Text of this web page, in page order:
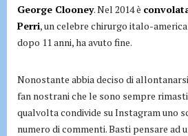
George Clooney. Nel 2014 è
Perri, un celebre chirurgo italo-
dopo 11 anni, ha avuto fine.
Nonostante abbia deciso di
fan nostrani che le sono sempre
qualvolta condivide su Instagram uno
numero di commenti. Basti pensare ad